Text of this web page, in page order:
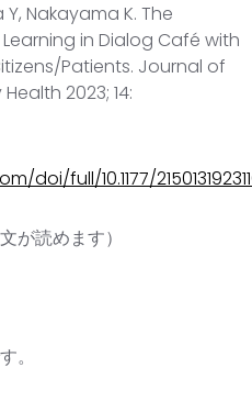
Y, Nakayama K. The
in Dialog Café with
Patients. Journal of
2023; 14:
full/10.1177/
が読めます）
。